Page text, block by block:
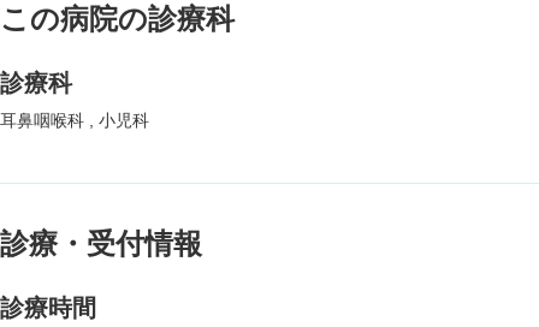
この病院の診療科
診療科
耳鼻咽喉科 小児科
診療・受付情報
診療時間